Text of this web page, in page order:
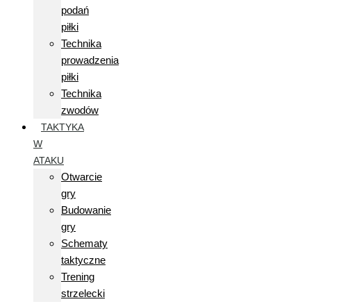
podań
piłki
Technika
prowadzenia
piłki
Technika
zwodów
TAKTYKA
W
ATAKU
Otwarcie
gry
Budowanie
gry
Schematy
taktyczne
Trening
strzelecki